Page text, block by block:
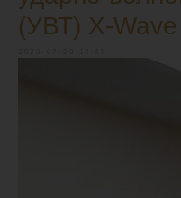
(УВТ) X-Wave